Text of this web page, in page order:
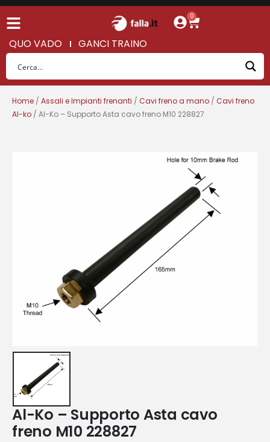
0
QUO VADO GANCI TRAINO
Home / Assali e Impianti frenanti / Cavi freno a mano / Cavi freno
Al-ko / Al-Ko – Supporto Asta cavo freno M10 228827
Al-Ko – Supporto Asta cavo
freno M10 228827